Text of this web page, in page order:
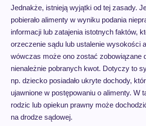
Jednakże, istnieją wyjątki od tej zasady.
pobierało alimenty w wyniku podania
informacji lub zatajenia istotnych faktów,
orzeczenie sądu lub ustalenie wysokości
wówczas może ono zostać zobowiązane
nienależnie pobranych kwot. Dotyczy to
np. dziecko posiadało ukryte dochody,
ujawnione w postępowaniu o alimenty. W
rodzic lub opiekun prawny może
na drodze sądowej.